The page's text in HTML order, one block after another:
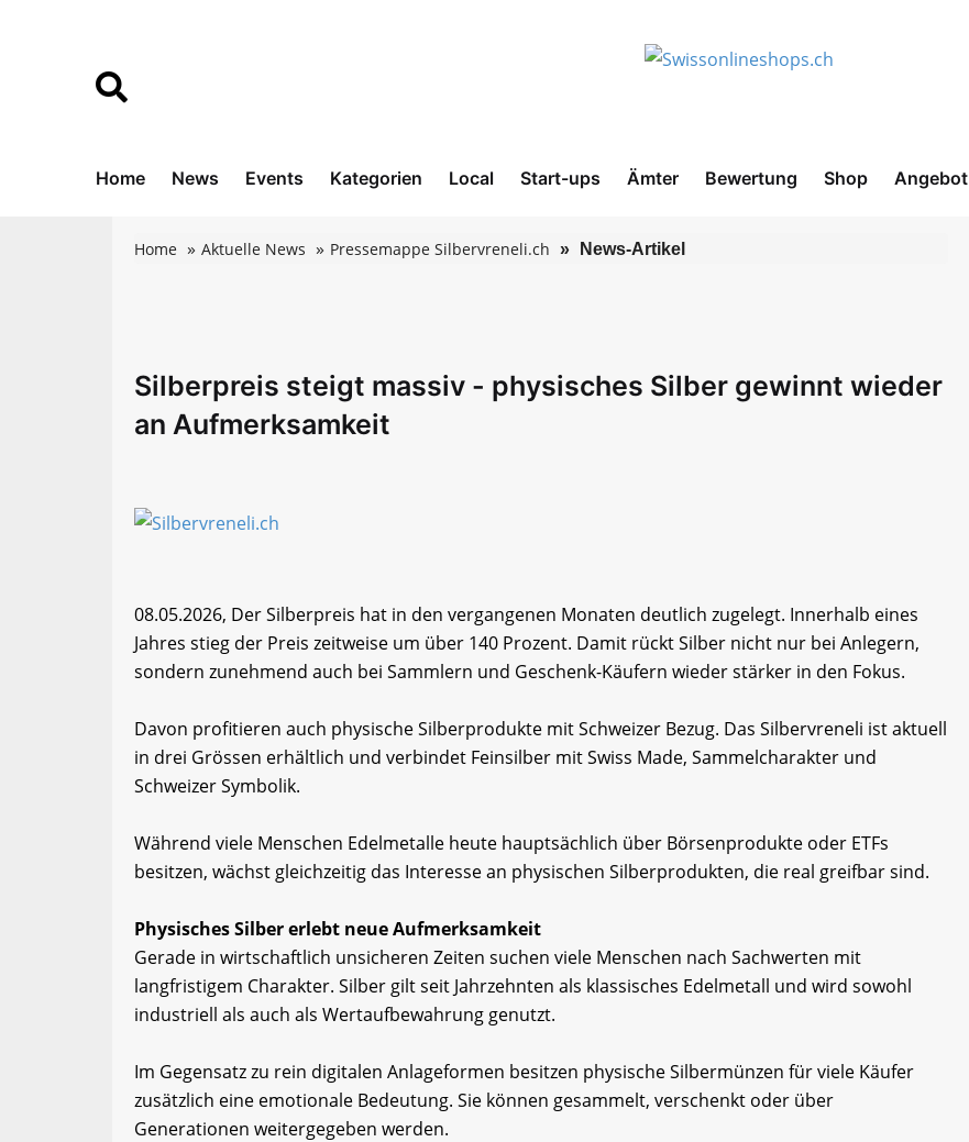
Home News Events Kategorien Local Start-ups Ämter Bewertung Shop Angebot
Home Aktuelle News Pressemappe Silbervreneli.ch News-Artikel
Silberpreis steigt massiv - physisches Silber gewinnt wieder
an Aufmerksamkeit
08.05.2026, Der Silberpreis hat in den vergangenen Monaten deutlich zugelegt. Innerhalb eines
Jahres stieg der Preis zeitweise um über 140 Prozent. Damit rückt Silber nicht nur bei Anlegern,
sondern zunehmend auch bei Sammlern und Geschenk-Käufern wieder stärker in den Fokus.
Davon profitieren auch physische Silberprodukte mit Schweizer Bezug. Das Silbervreneli ist aktuell
in drei Grössen erhältlich und verbindet Feinsilber mit Swiss Made, Sammelcharakter und
Schweizer Symbolik.
Während viele Menschen Edelmetalle heute hauptsächlich über Börsenprodukte oder ETFs
besitzen, wächst gleichzeitig das Interesse an physischen Silberprodukten, die real greifbar sind.
Physisches Silber erlebt neue Aufmerksamkeit
Gerade in wirtschaftlich unsicheren Zeiten suchen viele Menschen nach Sachwerten mit
langfristigem Charakter. Silber gilt seit Jahrzehnten als klassisches Edelmetall und wird sowohl
industriell als auch als Wertaufbewahrung genutzt.
Im Gegensatz zu rein digitalen Anlageformen besitzen physische Silbermünzen für viele Käufer
zusätzlich eine emotionale Bedeutung. Sie können gesammelt, verschenkt oder über
Generationen weitergegeben werden.